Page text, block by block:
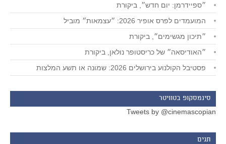
״ספיידרמן: יום חדש״, ביקורת
המועמדים לפרס אופיר 2026: ״עצמאות״ מוביל
״תיכון מגשימים״, ביקורת
״האודיסאה״ של כריסטופר נולאן, ביקורת
פסטיבל הקולנוע בירושלים 2026: שמונה או תשע המלצות
סינמסקופ בטוויטר
Tweets by @cinemascopian
תגים